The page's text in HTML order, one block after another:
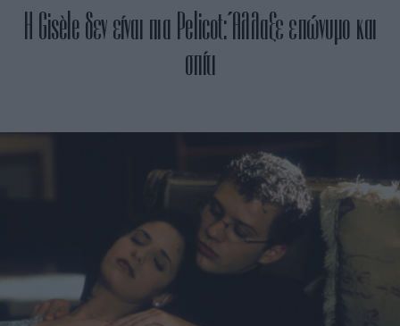
H Gisèle δεν είναι πια Pelicot: Άλλαξε επώνυμο και
σπίτι